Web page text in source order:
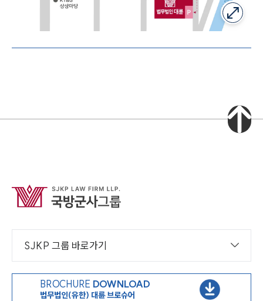
SJKP 그룹 바로가기
BROCHURE DOWNLOAD
법무법인(유한) 대륜 브로슈어